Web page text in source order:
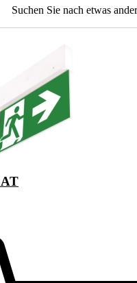
Suchen Sie nach etwas